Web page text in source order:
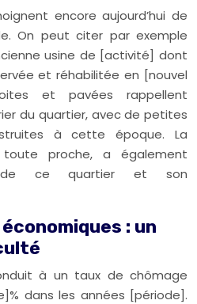
encore aujourd’hui de
On peut citer par exemple
usine de [activité] dont
et réhabilitée en [nouvel
et pavées rappellent
du quartier, avec de petites
à cette époque. La
proche, a également
de ce quartier et son
: un
à un taux de chômage
dans les années [période].